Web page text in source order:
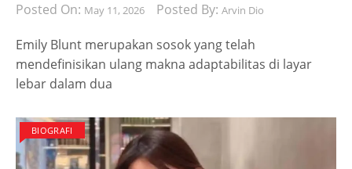
Posted On: May 11, 2026 Posted By: Arvin Dio
Emily Blunt merupakan sosok yang telah
mendefinisikan ulang makna adaptabilitas di layar
lebar dalam dua
BIOGRAFI